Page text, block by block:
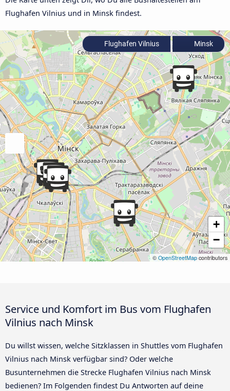
Flughafen Vilnius und in Minsk findest.
+
−
© OpenStreetMapcontributors
Flughafen Vilnius Minsk
Service und Komfort im Bus vom Flughafen
Vilnius nach Minsk
Du willst wissen, welche Sitzklassen in Shuttles vom Flughafen
Vilnius nach Minsk verfügbar sind? Oder welche
Busunternehmen die Strecke Flughafen Vilnius nach Minsk
bedienen? Im Folgenden findest Du Antworten auf deine